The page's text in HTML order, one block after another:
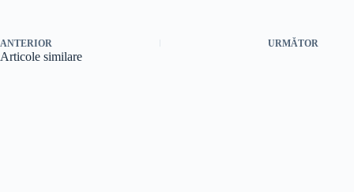
ANTERIOR URMĂTOR
Articole similare